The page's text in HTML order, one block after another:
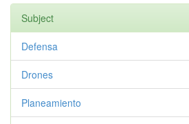
Subject
Defensa
Drones
Planeamiento